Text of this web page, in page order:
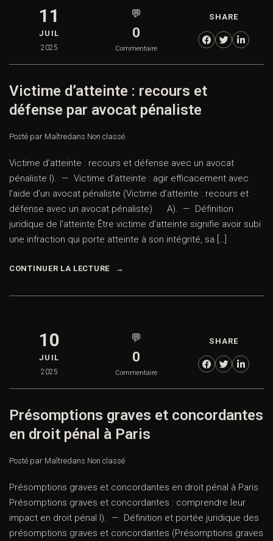
11
JUIL
2025
💬
0
Commentaire
SHARE
Victime d’atteinte : recours et
défense par avocat pénaliste
Posté par Maîtredans Non classé
Victime d’atteinte : recours et défense avec un avocat
pénaliste I). — Victime d’atteinte : agir efficacement avec
l’aide d’un avocat pénaliste (Victime d’atteinte : recours et
défense avec un avocat pénaliste) A). — Définition
juridique de l’atteinte Être victime d’atteinte signifie avoir subi
une infraction qui porte atteinte à son intégrité, sa […]
CONTINUER LA LECTURE
10
JUIL
2025
💬
0
Commentaire
SHARE
Présomptions graves et concordantes
en droit pénal à Paris
Posté par Maîtredans Non classé
Présomptions graves et concordantes en droit pénal à Paris
Présomptions graves et concordantes : comprendre leur
impact en droit pénal I). — Définition et portée juridique des
présomptions graves et concordantes (Présomptions graves